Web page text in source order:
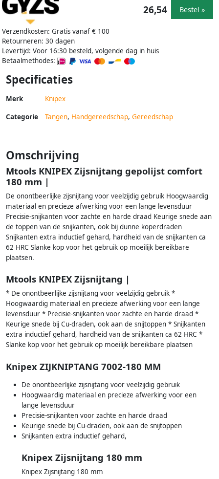
Verzendkosten: Gratis vanaf € 100
Retourneren: 30 dagen
Levertijd: Voor 16:30 besteld, volgende dag in huis
Betaalmethodes:
26,54 Bestel »
Specificaties
Merk Knipex
Categorie Tangen, Handgereedschap, Gereedschap
Omschrijving
Mtools KNIPEX Zijsnijtang gepolijst comfort
180 mm |
De onontbeerlijke zijsnijtang voor veelzijdig gebruik Hoogwaardig
materiaal en precieze afwerking voor een lange levensduur
Precisie-snijkanten voor zachte en harde draad Keurige snede aan
de toppen van de snijkanten, ook bij dunne koperdraden
Snijkanten extra inductief gehard, hardheid van de snijkanten ca
62 HRC Slanke kop voor het gebruik op moeilijk bereikbare
plaatsen.
Mtools KNIPEX Zijsnijtang |
* De onontbeerlijke zijsnijtang voor veelzijdig gebruik *
Hoogwaardig materiaal en precieze afwerking voor een lange
levensduur * Precisie-snijkanten voor zachte en harde draad *
Keurige snede bij Cu-draden, ook aan de snijtoppen * Snijkanten
extra inductief gehard, hardheid van de snijkanten ca 62 HRC *
Slanke kop voor het gebruik op moeilijk bereikbare plaatsen
Knipex ZIJKNIPTANG 7002-180 MM
De onontbeerlijke zijsnijtang voor veelzijdig gebruik
Hoogwaardig materiaal en precieze afwerking voor een
lange levensduur
Precisie-snijkanten voor zachte en harde draad
Keurige snede bij Cu-draden, ook aan de snijtoppen
Snijkanten extra inductief gehard,
Knipex Zijsnijtang 180 mm
Knipex Zijsnijtang 180 mm